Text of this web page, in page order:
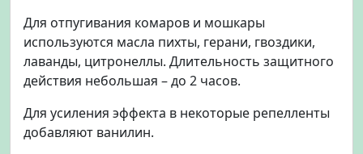
Для отпугивания комаров и мошкары
используются масла пихты, герани, гвоздики,
лаванды, цитронеллы. Длительность защитного
действия небольшая – до 2 часов.
Для усиления эффекта в некоторые репелленты
добавляют ванилин.